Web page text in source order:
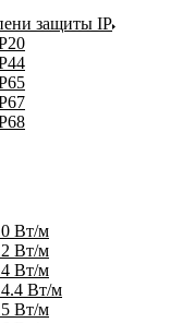
защиты IP
Вт/м
Вт/м
Вт/м
Вт/м
Вт/м